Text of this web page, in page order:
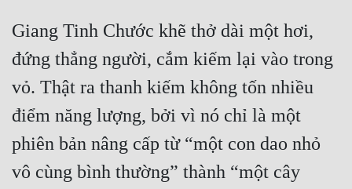
Giang Tinh Chước khẽ thở dài một hơi,
đứng thẳng người, cắm kiếm lại vào trong
vỏ. Thật ra thanh kiếm không tốn nhiều
điểm năng lượng, bởi vì nó chỉ là một
phiên bản nâng cấp từ “một con dao nhỏ
vô cùng bình thường” thành “một cây